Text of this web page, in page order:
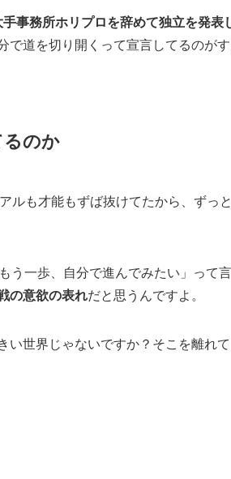
事務所ホリプロを辞めて独立を発表
道を切り開くって宣言してるのがす
のか
ルも才能もずば抜けてたから、ずっ
う一歩、自分で進んでみたい」って
の意欲の表れだと思うんですよ。
い世界じゃないですか？そこを離れ